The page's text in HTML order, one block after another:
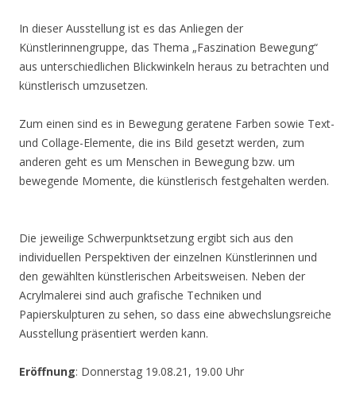
In dieser Ausstellung ist es das Anliegen der
Künstlerinnengruppe, das Thema „Faszination Bewegung“
aus unterschiedlichen Blickwinkeln heraus zu betrachten und
künstlerisch umzusetzen.
Zum einen sind es in Bewegung geratene Farben sowie Text-
und Collage-Elemente, die ins Bild gesetzt werden, zum
anderen geht es um Menschen in Bewegung bzw. um
bewegende Momente, die künstlerisch festgehalten werden.
Die jeweilige Schwerpunktsetzung ergibt sich aus den
individuellen Perspektiven der einzelnen Künstlerinnen und
den gewählten künstlerischen Arbeitsweisen. Neben der
Acrylmalerei sind auch grafische Techniken und
Papierskulpturen zu sehen, so dass eine abwechslungsreiche
Ausstellung präsentiert werden kann.
Eröffnung: Donnerstag 19.08.21, 19.00 Uhr